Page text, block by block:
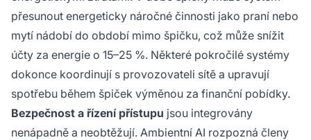
přesunout energeticky náročné činnosti jako praní nebo
mytí nádobí do období mimo špičku, což může snížit
účty za energie o 15–25 %. Některé pokročilé systémy
dokonce koordinují s provozovateli sítě a upravují
spotřebu během špiček výměnou za finanční pobídky.
Bezpečnost a řízení přístupu jsou integrovány
nenápadně a neobtěžují. Ambientní AI rozpozná členy